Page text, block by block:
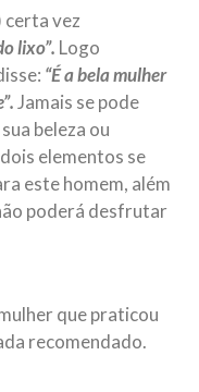
certa vez
lixo”. Logo
“É a bela mulher
Jamais se pode
beleza ou
elementos se
este homem, além
poderá desfrutar
que praticou
recomendado.